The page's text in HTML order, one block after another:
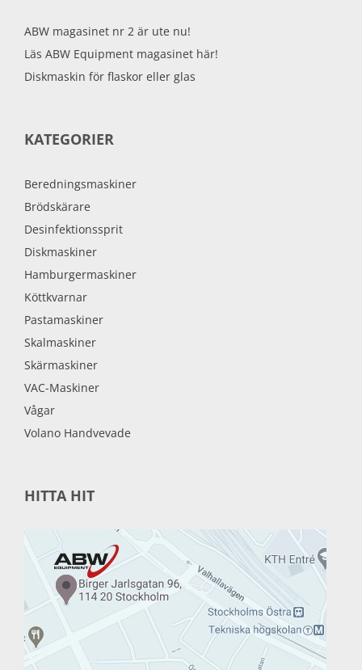
ABW magasinet nr 2 är ute nu!
Läs ABW Equipment magasinet här!
Diskmaskin för flaskor eller glas
KATEGORIER
Beredningsmaskiner
Brödskärare
Desinfektionssprit
Diskmaskiner
Hamburgermaskiner
Köttkvarnar
Pastamaskiner
Skalmaskiner
Skärmaskiner
VAC-Maskiner
Vågar
Volano Handvevade
HITTA HIT